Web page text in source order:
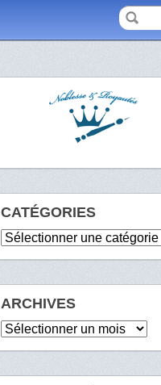
CATÉGORIES
Catégories
ARCHIVES
Archives